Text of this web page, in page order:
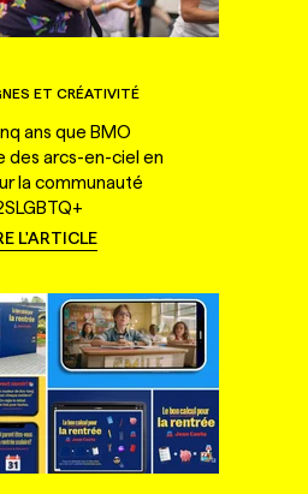
ET CRÉATIVITÉ
ans que BMO
des arcs-en-ciel en
la communauté
L'ARTICLE